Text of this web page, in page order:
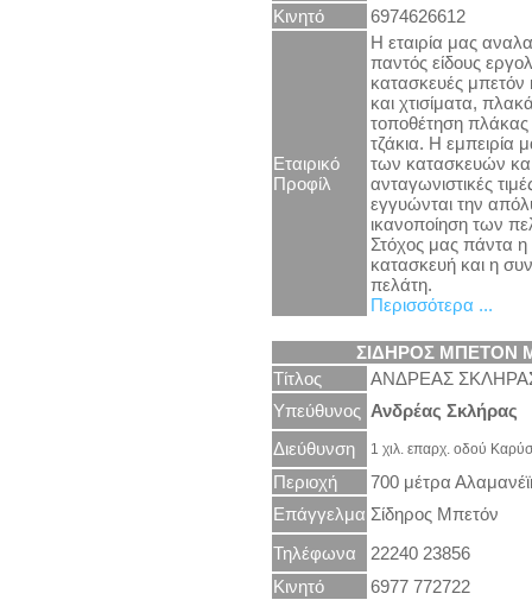
Κινητό
6974626612
Εταιρικό
Προφίλ
Η εταιρία μας
παντός είδους
κατασκευές
και χτισίματα,
τοποθέτηση
τζάκια. Η εμπειρία
των κατασκευών
ανταγωνιστικές
εγγυώνται την
ικανοποίηση των
Στόχος μας πάντα η
κατασκευή και η
πελάτη.
Περισσότερα ...
ΣΙΔΗΡΟΣ ΜΠΕΤΟΝ
Τίτλος
ΑΝΔΡΕΑΣ
Υπεύθυνος Ανδρέας Σκλήρας
Διεύθυνση
1 χιλ. επαρχ. οδού
Περιοχή
700 μέτρα
Επάγγελμα Σίδηρος Μπετόν
Τηλέφωνα
22240 23856
Κινητό
6977 772722